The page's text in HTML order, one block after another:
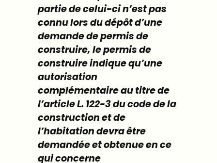
partie de celui-ci n’est pas
connu lors du dépôt d’une
demande de permis de
construire, le permis de
construire indique qu’une
autorisation
complémentaire au titre de
l’articleL. 122-3du code de la
construction et de
l’habitation devra être
demandée et obtenue en ce
qui concerne